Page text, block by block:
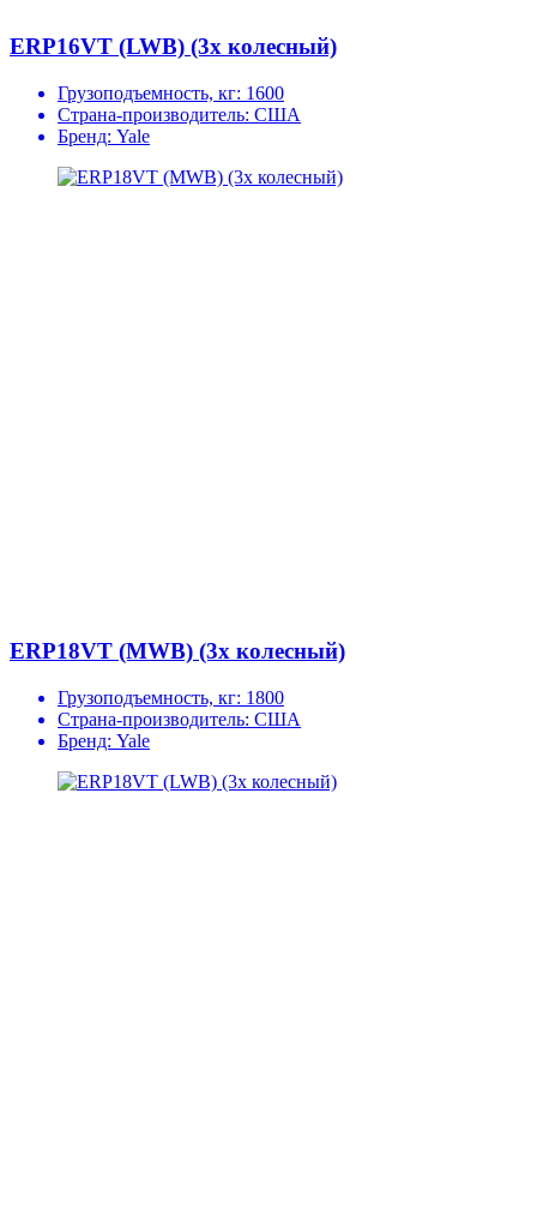
ERP16VT (LWB) (3х колесный)
Грузоподъемность, кг: 1600
Страна-производитель: США
Бренд: Yale
ERP18VT (MWB) (3х колесный)
Грузоподъемность, кг: 1800
Страна-производитель: США
Бренд: Yale